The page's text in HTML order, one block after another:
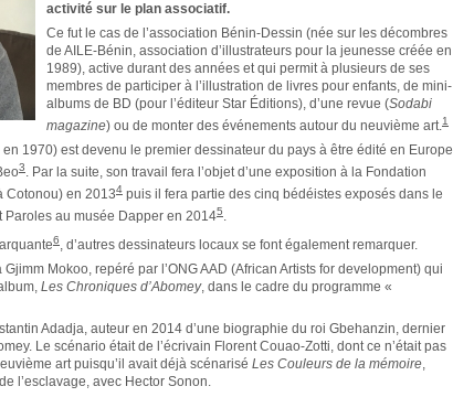
activité sur le plan associatif.
Ce fut le cas de l’association Bénin-Dessin (née sur les décombres
de AILE-Bénin, association d’illustrateurs pour la jeunesse créée en
1989), active durant des années et qui permit à plusieurs de ses
membres de participer à l’illustration de livres pour enfants, de mini-
albums de BD (pour l’éditeur Star Éditions), d’une revue (Sodabi
magazine) ou de monter des événements autour du neuvième art.1
1970) est devenu le premier dessinateur du pays à être édité en Europe
3. Par la suite, son travail fera l’objet d’une exposition à la Fondation
Cotonou) en 20134 puis il fera partie des cinq bédéistes exposés dans le
Paroles au musée Dapper en 20145.
6, d’autres dessinateurs locaux se font également remarquer.
Mokoo, repéré par l’ONG AAD (African Artists for development) qui
Les Chroniques d’Abomey, dans le cadre du programme «
Adadja, auteur en 2014 d’une biographie du roi Gbehanzin, dernier
Le scénario était de l’écrivain Florent Couao-Zotti, dont ce n’était pas
art puisqu’il avait déjà scénarisé Les Couleurs de la mémoire,
l’esclavage, avec Hector Sonon.